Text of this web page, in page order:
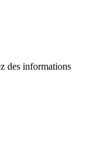
des informations